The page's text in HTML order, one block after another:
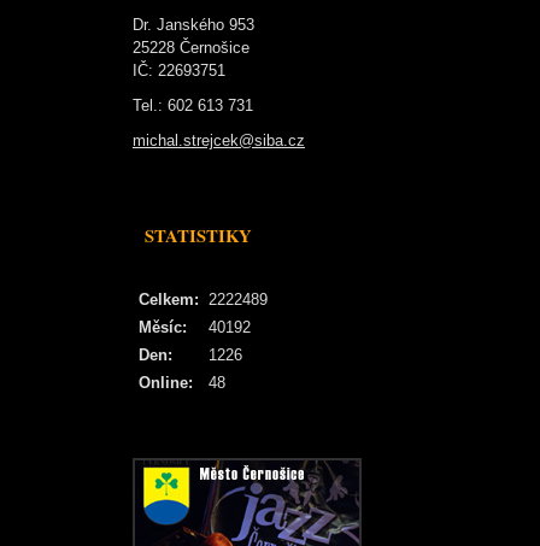
Dr. Janského 953
25228 Černošice
IČ: 22693751
Tel.: 602 613 731
michal.strejcek@siba.cz
STATISTIKY
Online: 48
Celkem: 2222489
Měsíc:
40192
Den:
1226